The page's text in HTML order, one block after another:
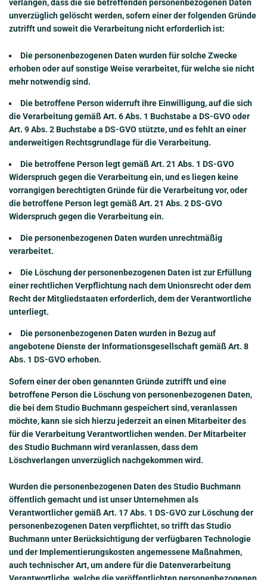
verlangen, dass die sie betreffenden personenbezogenen Daten
unverzüglich gelöscht werden, sofern einer der folgenden Gründe
zutrifft und soweit die Verarbeitung nicht erforderlich ist:
Die personenbezogenen Daten wurden für solche Zwecke
erhoben oder auf sonstige Weise verarbeitet, für welche sie nicht
mehr notwendig sind.
Die betroffene Person widerruft ihre Einwilligung, auf die sich
die Verarbeitung gemäß Art. 6 Abs. 1 Buchstabe a DS-GVO oder
Art. 9 Abs. 2 Buchstabe a DS-GVO stützte, und es fehlt an einer
anderweitigen Rechtsgrundlage für die Verarbeitung.
Die betroffene Person legt gemäß Art. 21 Abs. 1 DS-GVO
Widerspruch gegen die Verarbeitung ein, und es liegen keine
vorrangigen berechtigten Gründe für die Verarbeitung vor, oder
die betroffene Person legt gemäß Art. 21 Abs. 2 DS-GVO
Widerspruch gegen die Verarbeitung ein.
Die personenbezogenen Daten wurden unrechtmäßig
verarbeitet.
Die Löschung der personenbezogenen Daten ist zur Erfüllung
einer rechtlichen Verpflichtung nach dem Unionsrecht oder dem
Recht der Mitgliedstaaten erforderlich, dem der Verantwortliche
unterliegt.
Die personenbezogenen Daten wurden in Bezug auf
angebotene Dienste der Informationsgesellschaft gemäß Art. 8
Abs. 1 DS-GVO erhoben.
Sofern einer der oben genannten Gründe zutrifft und eine
betroffene Person die Löschung von personenbezogenen Daten,
die bei dem Studio Buchmann gespeichert sind, veranlassen
möchte, kann sie sich hierzu jederzeit an einen Mitarbeiter des
für die Verarbeitung Verantwortlichen wenden. Der Mitarbeiter
des Studio Buchmann wird veranlassen, dass dem
Löschverlangen unverzüglich nachgekommen wird.
Wurden die personenbezogenen Daten des Studio Buchmann
öffentlich gemacht und ist unser Unternehmen als
Verantwortlicher gemäß Art. 17 Abs. 1 DS-GVO zur Löschung der
personenbezogenen Daten verpflichtet, so trifft das Studio
Buchmann unter Berücksichtigung der verfügbaren Technologie
und der Implementierungskosten angemessene Maßnahmen,
auch technischer Art, um andere für die Datenverarbeitung